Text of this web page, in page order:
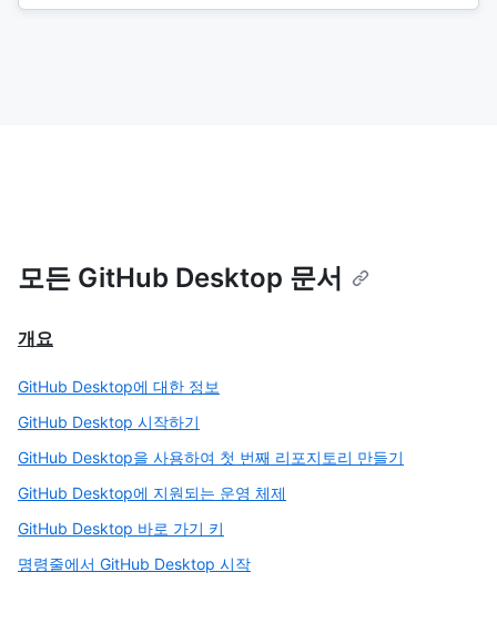
모든 GitHub Desktop 문서
개요
GitHub Desktop에 대한 정보
GitHub Desktop 시작하기
GitHub Desktop을 사용하여 첫 번째 리포지토리 만들기
GitHub Desktop에 지원되는 운영 체제
GitHub Desktop 바로 가기 키
명령줄에서 GitHub Desktop 시작